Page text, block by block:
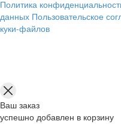
Политика
данных Пользовательское
куки-файлов
Ваш заказ
успешно добавлен в корзину